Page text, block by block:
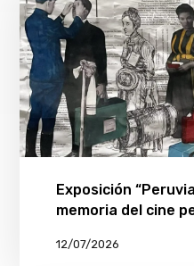
Exposición
memoria del cine
12/07/2026